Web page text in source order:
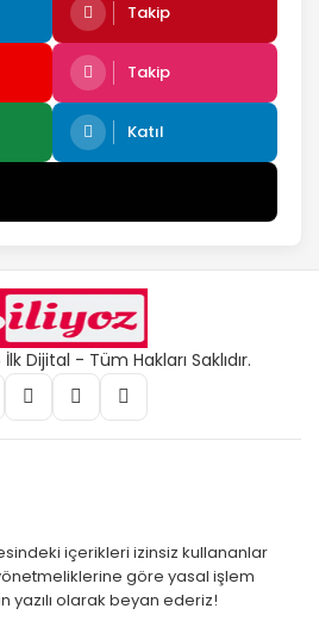
Takip
Takip
Katıl
Dijital - Tüm Hakları Saklıdır.
içerikleri izinsiz kullananlar
göre yasal işlem
yazılı olarak beyan ederiz!